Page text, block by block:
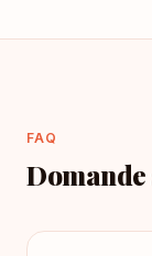
FAQ
Domande